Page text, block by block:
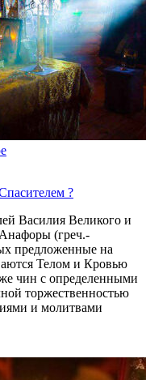
?
Василия Великого и
(греч.-
предложенные на
Телом и Кровью
чин с определенными
торжественностью
и молитвами